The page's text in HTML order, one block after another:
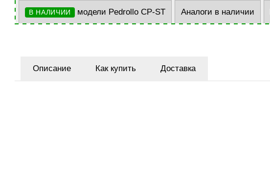
В НАЛИЧИИ модели Pedrollo CP-ST Аналоги в наличии
Описание Как купить Доставка